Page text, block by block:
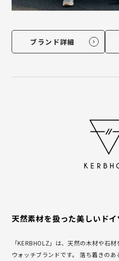
ブランド詳細
天然素材を扱った美しいドイ
「KERBHOLZ」は、天然の木材や石
ウォッチブランドです。 落ち着きの